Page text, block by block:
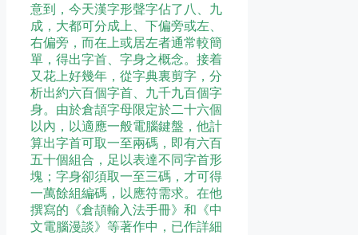
意到，今天漢字形聲字佔了八、九
成，大都可分成上、下偏旁或左、
右偏旁，而在上或居左者通常較簡
單，得出字首、字身之概念。接着
又花上好幾年，從字典裏剪字，分
析出約六百個字首、九千九百個字
身。由於倉頡字母限定於二十六個
以內，以適應一般電腦鍵盤，他計
算出字首可取一至兩碼，即有六百
五十個組合，足以表達不同字首形
塊；字身卻須取一至三碼，才可得
一萬餘組編碼，以應符需求。在他
撰寫的《倉頡輸入法手冊》和《中
文電腦漫談》等著作中，已作詳細